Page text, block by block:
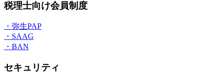
税理士向け会員制度
・弥生PAP
・SAAG
・BAN
セキュリティ